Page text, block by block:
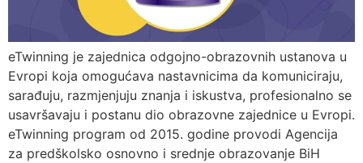
eTwinning je zajednica odgojno-obrazovnih ustanova u
Evropi koja omogućava nastavnicima da komuniciraju,
sarađuju, razmjenjuju znanja i iskustva, profesionalno se
usavršavaju i postanu dio obrazovne zajednice u Evropi.
eTwinning program od 2015. godine provodi Agencija
za predškolsko osnovno i srednje obrazovanje BiH